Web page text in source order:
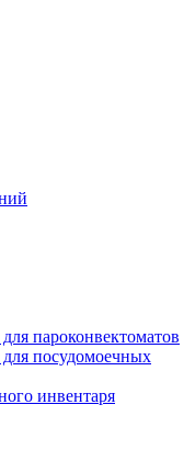
пароконвектоматов
посудомоечных
инвентаря